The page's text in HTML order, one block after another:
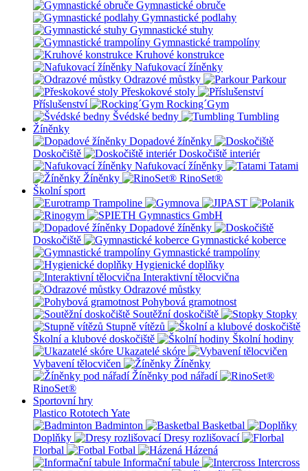
Gymnastické obruče
Gymnastické podlahy
Gymnastické stuhy
Gymnastické trampolíny
Kruhové konstrukce
Nafukovací žíněnky
Odrazové můstky
Parkour
Přeskokové stoly
Příslušenství
Rocking´Gym
Švédské bedny
Tumbling
Žíněnky
Dopadové žíněnky
Doskočiště
Doskočiště interiér
Nafukovací žíněnky
Tatami
Žíněnky
RinoSet®
Školní sport
Dopadové žíněnky
Doskočiště
Gymnastické koberce
Gymnastické trampolíny
Hygienické doplňky
Interaktivní tělocvična
Odrazové můstky
Pohybová gramotnost
Soutěžní doskočiště
Stopky
Stupně vítězů
Školní a klubové doskočiště
Školní hodiny
Ukazatelé skóre
Vybavení tělocvičen
Žíněnky
Žíněnky pod nářadí
RinoSet®
Sportovní hry
Plastico Rototech Yate
Badminton
Basketbal
Doplňky
Dresy rozlišovací
Florbal
Fotbal
Házená
Informační tabule
Intercross